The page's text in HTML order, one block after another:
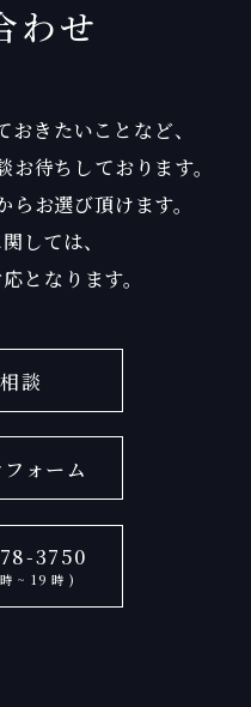
わせ
きたいことなど、
待ちしております。
お選び頂けます。
しては、
となります。
談
ォーム
3750
~ 19 時 )